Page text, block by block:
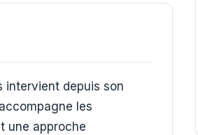
intervient depuis son
les
une approche